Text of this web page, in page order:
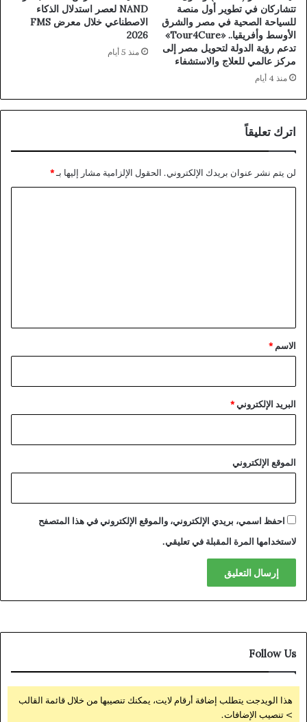
تتشاركان في تطوير أول منصة
للسياحة الصحية في مصر والشرق
الأوسط وأفريقيا.. «Tour4Cure»
تدعم رؤية الدولة لتحويل مصر إلى
مركز عالمي للعلاج والاستشفاء
منذ 4 أيام
NAND لعصر استدلال الذكاء
الاصطناعي خلال معرض FMS
2026
منذ 5 أيام
اترك تعليقاً
لن يتم نشر عنوان بريدك الإلكتروني. الحقول الإلزامية مشار إليها بـ*
*
الاسم *
البريد الإلكتروني*
الموقع الإلكتروني
احفظ اسمي، بريدي الإلكتروني، والموقع الإلكتروني في هذا المتصفح
لاستخدامها المرة المقبلة في تعليقي.
Follow Us
هذا الويدجت يتطلب إضافة أرقام لايت، يمكنك تنصيبها من خلال قائمة القالب
> تنصيب الإضافات.